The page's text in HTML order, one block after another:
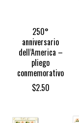
250°
anniversario
dell’America –
pliego
conmemorativo
$2.50